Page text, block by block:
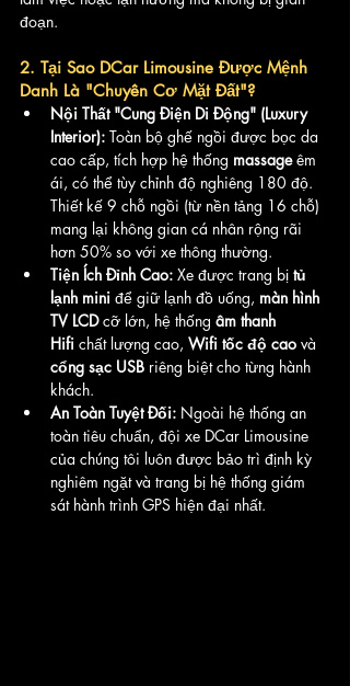
đoạn.
2. Tại Sao DCar Limousine Được Mệnh
Danh Là "Chuyên Cơ Mặt Đất"?
Nội Thất "Cung Điện Di Động" (Luxury
Interior): Toàn bộ ghế ngồi được bọc da
cao cấp, tích hợp hệ thống massage êm
ái, có thể tùy chỉnh độ nghiêng 180 độ.
Thiết kế 9 chỗ ngồi (từ nền tảng 16 chỗ)
mang lại không gian cá nhân rộng rãi
hơn 50% so với xe thông thường.
Tiện Ích Đỉnh Cao: Xe được trang bị tủ
lạnh mini để giữ lạnh đồ uống, màn hình
TV LCD cỡ lớn, hệ thống âm thanh
Hifi chất lượng cao, Wifi tốc độ cao và
cổng sạc USB riêng biệt cho từng hành
khách.
An Toàn Tuyệt Đối: Ngoài hệ thống an
toàn tiêu chuẩn, đội xe DCar Limousine
của chúng tôi luôn được bảo trì định kỳ
nghiêm ngặt và trang bị hệ thống giám
sát hành trình GPS hiện đại nhất.